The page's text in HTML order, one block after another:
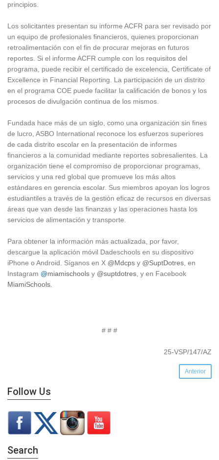
principios.
Los solicitantes presentan su informe ACFR para ser revisado por
un equipo de profesionales financieros, quienes proporcionan
retroalimentación con el fin de procurar mejoras en futuros
reportes. Si el informe ACFR cumple con los requisitos del
programa, puede recibir el certificado de excelencia, Certificate of
Excellence in Financial Reporting. La participación de un distrito
en el programa COE puede facilitar la calificación de bonos y los
procesos de divulgación continua de los mismos.
Fundada hace más de un siglo, como una organización sin fines
de lucro, ASBO International reconoce los esfuerzos superiores
de cada distrito escolar en la presentación de informes
financieros a la comunidad mediante reportes sobresalientes. La
organización tiene el compromiso de proporcionar programas,
servicios y una red global que promueve los más altos
estándares en gerencia escolar. Sus miembros apoyan los logros
estudiantiles a través de la gestión eficaz de recursos en diversas
áreas que van desde las finanzas y las operaciones hasta los
servicios de alimentación y transporte.
Para obtener la información más actualizada, por favor,
descargue la aplicación móvil Dadeschools en su dispositivo
iPhone o Android. Síganos en X @Mdcps y @SuptDotres, en
Instagram @miamischools y @suptdotres, y en Facebook
MiamiSchools.
# # #
25-VSP/147/AZ
Anterior
Follow Us
Search